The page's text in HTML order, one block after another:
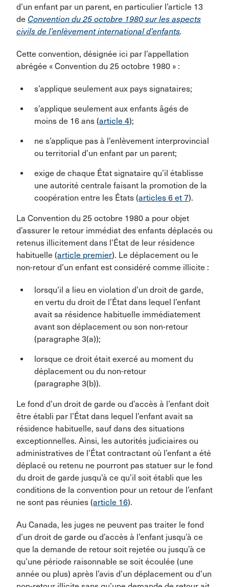
d’un enfant par un parent, en particulier l’article 13
de Convention du 25 octobre 1980 sur les aspects
civils de l’enlèvement international d’enfants.
Cette convention, désignée ici par l’appellation
abrégée « Convention du 25 octobre 1980 » :
s’applique seulement aux pays signataires;
s’applique seulement aux enfants âgés de
moins de 16 ans (article 4);
ne s’applique pas à l’enlèvement interprovincial
ou territorial d’un enfant par un parent;
exige de chaque État signataire qu’il établisse
une autorité centrale faisant la promotion de la
coopération entre les États (articles 6 et 7).
La Convention du 25 octobre 1980 a pour objet
d’assurer le retour immédiat des enfants déplacés ou
retenus illicitement dans l’État de leur résidence
habituelle (article premier). Le déplacement ou le
non-retour d’un enfant est considéré comme illicite :
lorsqu’il a lieu en violation d’un droit de garde,
en vertu du droit de l’État dans lequel l’enfant
avait sa résidence habituelle immédiatement
avant son déplacement ou son non-retour
(paragraphe 3(a));
lorsque ce droit était exercé au moment du
déplacement ou du non-retour
(paragraphe 3(b)).
Le fond d’un droit de garde ou d’accès à l’enfant doit
être établi par l’État dans lequel l’enfant avait sa
résidence habituelle, sauf dans des situations
exceptionnelles. Ainsi, les autorités judiciaires ou
administratives de l’État contractant où l’enfant a été
déplacé ou retenu ne pourront pas statuer sur le fond
du droit de garde jusqu’à ce qu’il soit établi que les
conditions de la convention pour un retour de l’enfant
ne sont pas réunies (article 16).
Au Canada, les juges ne peuvent pas traiter le fond
d’un droit de garde ou d’accès à l’enfant jusqu’à ce
que la demande de retour soit rejetée ou jusqu’à ce
qu’une période raisonnable se soit écoulée (une
année ou plus) après l’avis d’un déplacement ou d’un